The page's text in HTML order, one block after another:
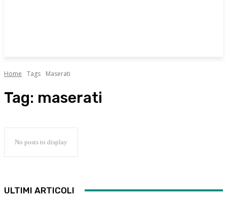
Home Tags Maserati
Tag: maserati
No posts to display
ULTIMI ARTICOLI